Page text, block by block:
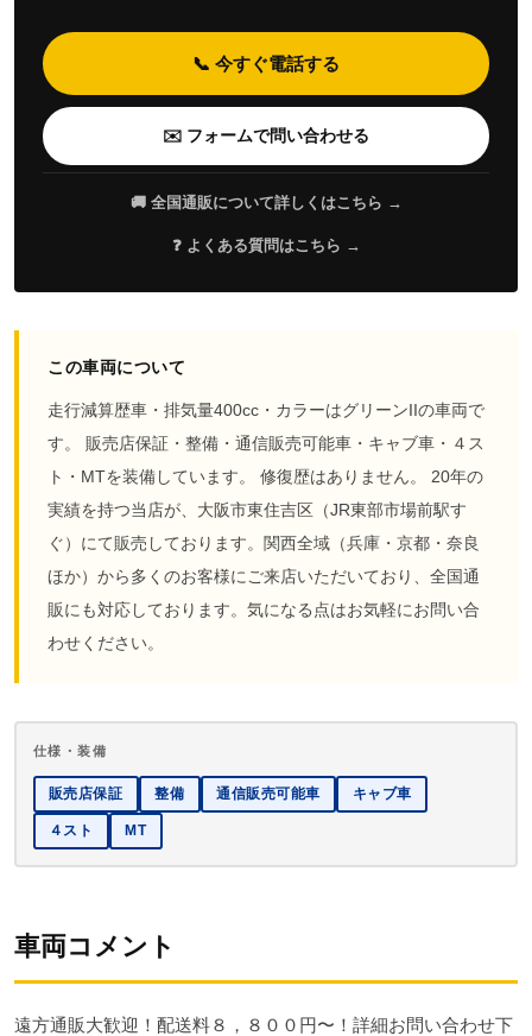
📞 今すぐ電話する
✉️ フォームで問い合わせる
🚚 全国通販について詳しくはこちら →
❓ よくある質問はこちら →
この車両について
走行減算歴車・排気量400cc・カラーはグリーンIIの車両で
す。 販売店保証・整備・通信販売可能車・キャブ車・４ス
ト・MTを装備しています。 修復歴はありません。 20年の
実績を持つ当店が、大阪市東住吉区（JR東部市場前駅す
ぐ）にて販売しております。関西全域（兵庫・京都・奈良
ほか）から多くのお客様にご来店いただいており、全国通
販にも対応しております。気になる点はお気軽にお問い合
わせください。
仕様・装備
販売店保証 整備 通信販売可能車 キャブ車
４スト MT
車両コメント
遠方通販大歓迎！配送料８，８００円〜！詳細お問い合わせ下